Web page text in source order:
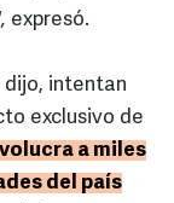
expresó.
dijo, intentan
exclusivo de
a miles
del país